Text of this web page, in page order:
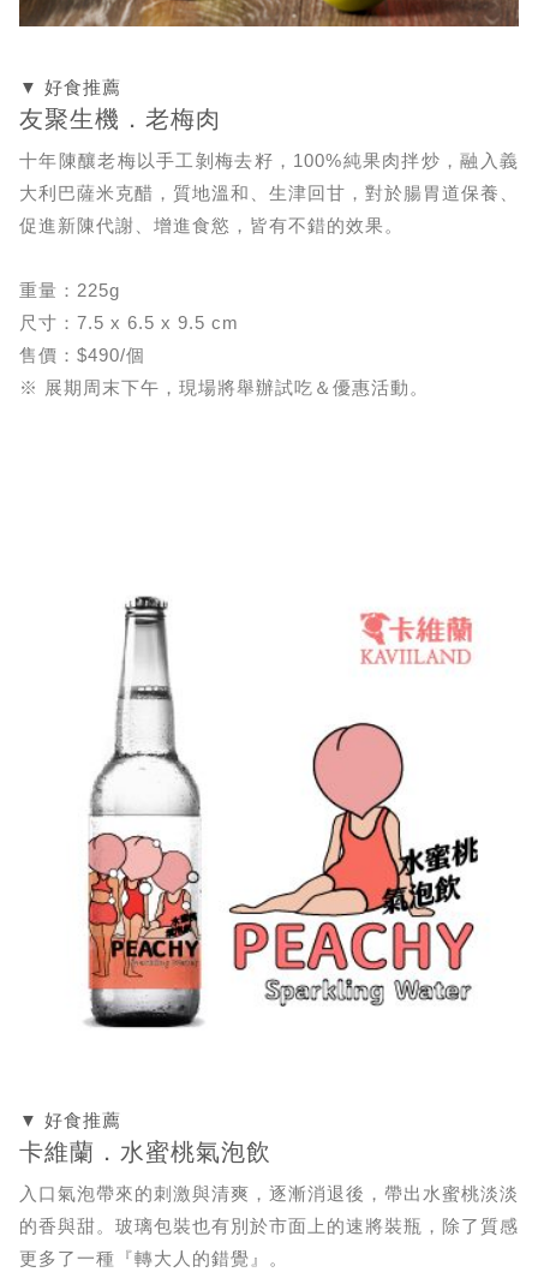
▼ 好食推薦
友聚生機．老梅肉
十年陳釀老梅以手工剝梅去籽，100%純果肉拌炒，融入義
大利巴薩米克醋，質地溫和、生津回甘，對於腸胃道保養、
促進新陳代謝、增進食慾，皆有不錯的效果。
重量：225g
尺寸：7.5 x 6.5 x 9.5 cm
售價：$490/個
※ 展期周末下午，現場將舉辦試吃＆優惠活動。
▼ 好食推薦
卡維蘭．水蜜桃氣泡飲
入口氣泡帶來的刺激與清爽，逐漸消退後，帶出水蜜桃淡淡
的香與甜。玻璃包裝也有別於市面上的速將裝瓶，除了質感
更多了一種『轉大人的錯覺』。